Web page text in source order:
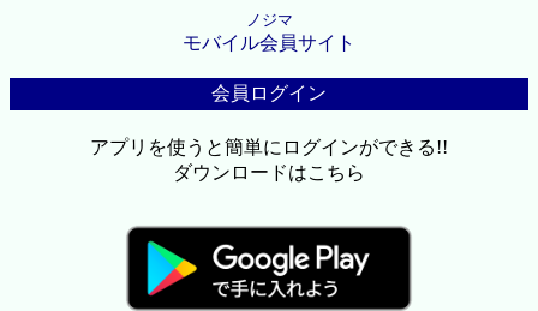
ノジマ
モバイル会員サイト
会員ログイン
アプリを使うと簡単にログインができる!!
ダウンロードはこちら